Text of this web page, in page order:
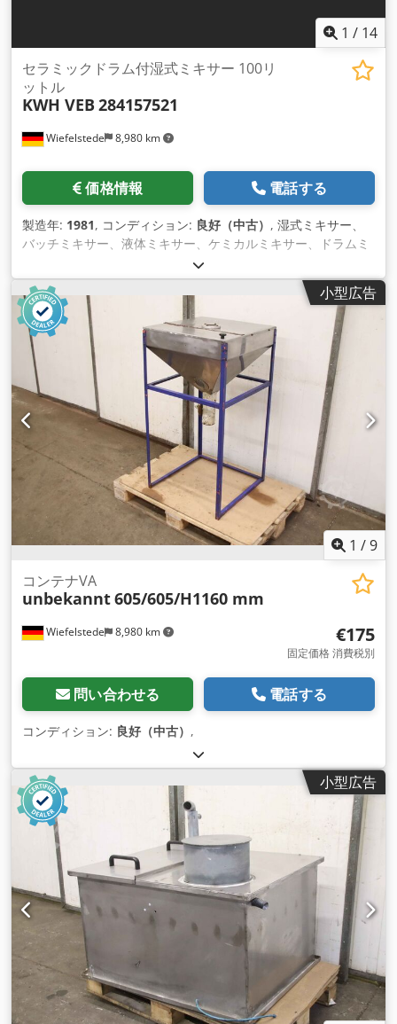
1 / 14
Wiefelstede 8,980 km
セラミックドラム付湿式ミキサー 100リ
ットル
KWH VEB 284157521
価格情報 電話する
製造年: 1981, コンディション: 良好（中古） , 湿式ミキサー、
バッチミキサー、液体ミキサー、ケミカルミキサー、ドラムミ
キサー ・メーカー：KWH VEB セラミックドラム付湿式ミキサ
ー -タイプ: 2841.5.7521 -ドラム容量：100リットル -ドラム速
度: 38 rpm Dcjdpfx Adovmq Iyeiek -モーター：1.1kW ●総寸
法：1520/670/H930mm -重量：487kg
小型広告
1 /9
Wiefelstede 8,980 km
コンテナVA
unbekannt605/605/H1160 mm
€175
固定価格 消費税別
問い合わせる 電話する
コンディション: 良好（中古） ,
小型広告